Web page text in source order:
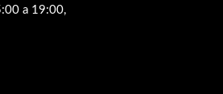
a 19:00,